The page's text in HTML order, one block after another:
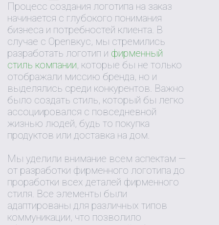
Процесс создания логотипа на заказ
начинается с глубокого понимания
бизнеса и потребностей клиента. В
случае с Openвкус, мы стремились
разработать логотип и фирменный
стиль компании, которые бы не только
отображали миссию бренда, но и
выделялись среди конкурентов. Важно
было создать стиль, который бы легко
ассоциировался с повседневной
жизнью людей, будь то покупка
продуктов или доставка на дом.
Мы уделили внимание всем аспектам —
от разработки фирменного логотипа до
проработки всех деталей фирменного
стиля. Все элементы были
адаптированы для различных типов
коммуникации, что позволило